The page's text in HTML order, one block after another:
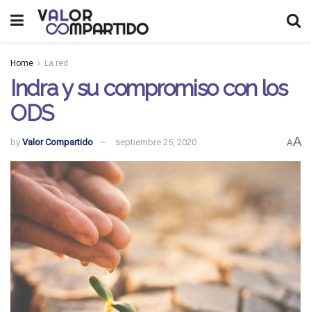
Home La red
Indra y su compromiso con los
ODS
by Valor Compartido septiembre 25, 2020 AA